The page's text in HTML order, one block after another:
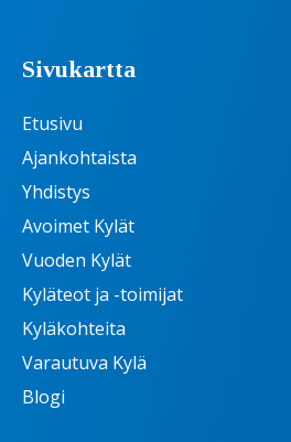
Sivukartta
Etusivu
Ajankohtaista
Yhdistys
Avoimet Kylät
Vuoden Kylät
Kyläteot ja -toimijat
Kyläkohteita
Varautuva Kylä
Blogi